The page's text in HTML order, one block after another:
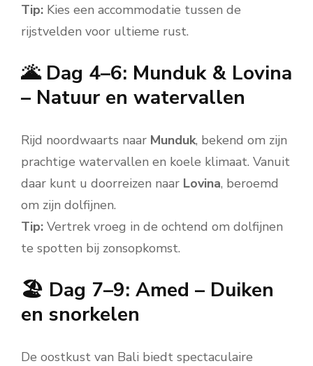
Tip: Kies een accommodatie tussen de
rijstvelden voor ultieme rust.
🌋 Dag 4–6: Munduk & Lovina
– Natuur en watervallen
Rijd noordwaarts naar Munduk, bekend om zijn
prachtige watervallen en koele klimaat. Vanuit
daar kunt u doorreizen naar Lovina, beroemd
om zijn dolfijnen.
Tip: Vertrek vroeg in de ochtend om dolfijnen
te spotten bij zonsopkomst.
🏖️ Dag 7–9: Amed – Duiken
en snorkelen
De oostkust van Bali biedt spectaculaire